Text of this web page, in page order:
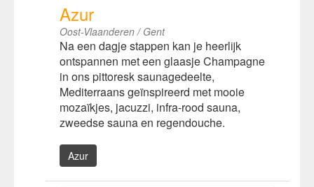
Azur
Oost-Vlaanderen / Gent
Na een dagje stappen kan je heerlijk
ontspannen met een glaasje Champagne
in ons pittoresk saunagedeelte,
Mediterraans geïnspireerd met mooie
mozaïkjes, jacuzzi, infra-rood sauna,
zweedse sauna en regendouche.
Azur